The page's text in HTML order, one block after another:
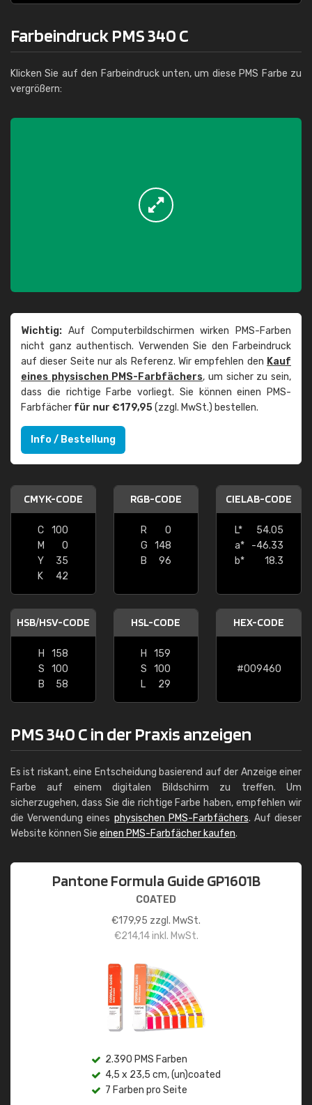
Farbeindruck PMS 340 C
Klicken Sie auf den Farbeindruck unten, um diese PMS Farbe zu
vergrößern:
Wichtig: Auf Computerbildschirmen wirken PMS-Farben
nicht ganz authentisch. Verwenden Sie den Farbeindruck
auf dieser Seite nur als Referenz. Wir empfehlen den Kauf
eines physischen PMS-Farbfächers, um sicher zu sein,
dass die richtige Farbe vorliegt. Sie können einen PMS-
Farbfächer für nur €179,95(zzgl. MwSt.) bestellen.
Info / Bestellung
CMYK-CODE
C
100
M
0
Y
35
K
42
RGB-CODE
R
0
G
148
B
96
CIELAB-CODE
L*
54.05
a*
-46.33
b*
18.3
HSB/HSV-CODE
H
158
S
100
B
58
HSL-CODE
H
159
S
100
L
29
HEX-CODE
#009460
PMS 340 C in der Praxis anzeigen
Es ist riskant, eine Entscheidung basierend auf der Anzeige einer
Farbe auf einem digitalen Bildschirm zu treffen. Um
sicherzugehen, dass Sie die richtige Farbe haben, empfehlen wir
die Verwendung eines physischen PMS-Farbfächers. Auf dieser
Website können Sie einen PMS-Farbfächer kaufen.
Pantone Formula Guide GP1601B
COATED
€179,95 zzgl. MwSt.
€214,14inkl. MwSt.
2.390 PMS Farben
4,5 x 23,5 cm, (un)coated
7 Farben pro Seite